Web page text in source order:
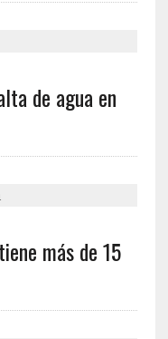
de agua en
más de 15